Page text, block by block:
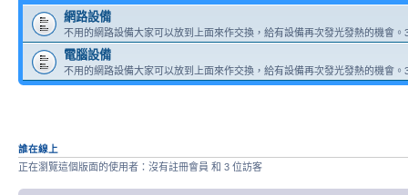
網路設備
不用的網路設備大家可以放到上面來作交換，給有設備再次發光發熱的機會。
電腦設備
不用的網路設備大家可以放到上面來作交換，給有設備再次發光發熱的機會。
誰在線上
正在瀏覽這個版面的使用者：沒有註冊會員 和 3 位訪客